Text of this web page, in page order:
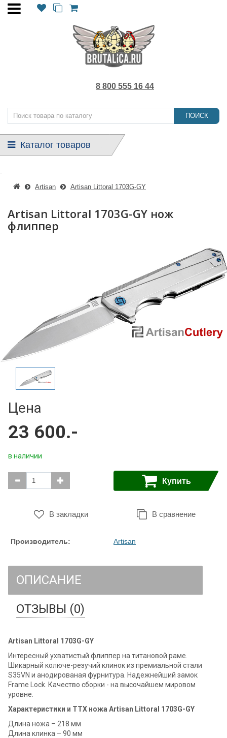
8 800 555 16 44
ПОИСК
Каталог товаров
Artisan Artisan Littoral 1703G-GY
Artisan Littoral 1703G-GY нож
флиппер
Цена
23 600.-
в наличии
Купить
В закладки В сравнение
Производитель: Artisan
ОПИСАНИЕ
ОТЗЫВЫ (0)
Artisan Littoral 1703G-GY
Интересный ухватистый флиппер на титановой раме.
Шикарный колюче-резучий клинок из премиальной стали
S35VN и анодированая фурнитура. Надежнейший замок
Frame Lock. Качество сборки - на высочайшем мировом
уровне.
Характеристики и ТТХ ножа Artisan Littoral 1703G-GY
Длина ножа – 218 мм
Длина клинка – 90 мм